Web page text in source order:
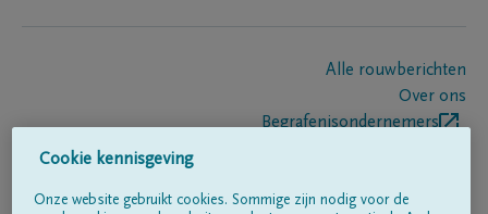
Alle rouwberichten
Over ons
Begrafenisondernemers
Cookie kennisgeving
Onze website gebruikt cookies. Sommige zijn nodig voor de